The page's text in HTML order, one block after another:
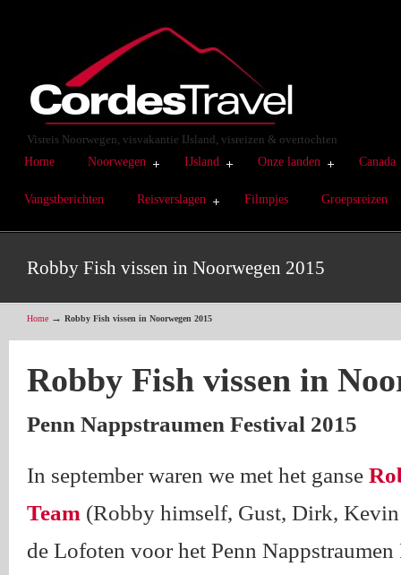
Visreis Noorwegen, visvakantie IJsland, visreizen & overtochten
Home
Noorwegen IJsland Onze landen Canada
Vangstberichten Reisverslagen Filmpjes Groepsreizen
Robby Fish vissen in Noorwegen 2015
Home → Robby Fish vissen in Noorwegen 2015
Robby Fish vissen in
Penn Nappstraumen Festival 2015
In september waren we met het ganse
Team (Robby himself, Gust, Dirk, Kevin
de Lofoten voor het Penn Nappstraumen